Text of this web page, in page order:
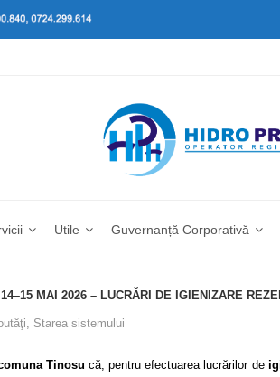
Utile Guvernanță Corporativă
MAI 2026 – LUCRĂRI DE IGIENIZARE
Starea sistemului
Tinosu că, pentru efectuarea lucrărilor de